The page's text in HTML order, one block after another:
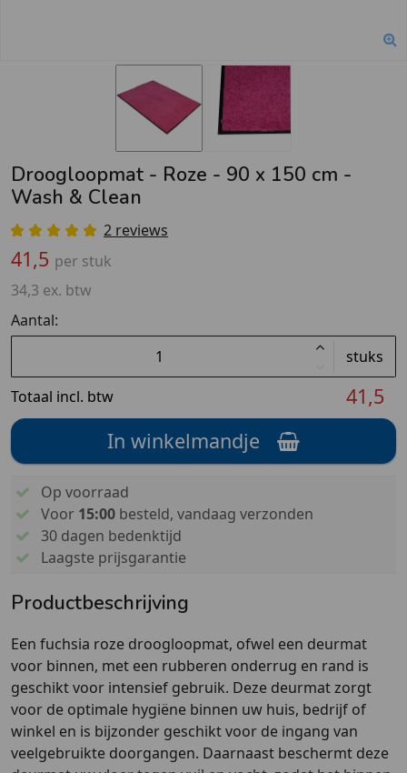
Droogloopmat - Roze - 90 x 150 cm -
Wash & Clean
2 reviews
41,5 per stuk
34,3 ex. btw
Aantal:
stuks
Totaal incl. btw
41,5
In winkelmandje
Op voorraad
Voor 15:00besteld, vandaag verzonden
30 dagen bedenktijd
Laagste prijsgarantie
Productbeschrijving
Een fuchsia roze droogloopmat, ofwel een deurmat
voor binnen, met een rubberen onderrug en rand is
geschikt voor intensief gebruik. Deze deurmat zorgt
voor de optimale hygiëne binnen uw huis, bedrijf of
winkel en is bijzonder geschikt voor de ingang van
veelgebruikte doorgangen. Daarnaast beschermt deze